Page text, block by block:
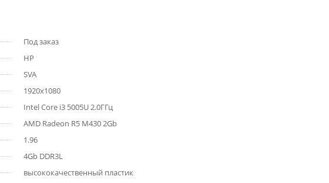
Под заказ
HP
SVA
1920x1080
Intel Core i3 5005U 2.0ГГц
AMD Radeon R5 M430 2Gb
1.96
4Gb DDR3L
высококачественный пластик